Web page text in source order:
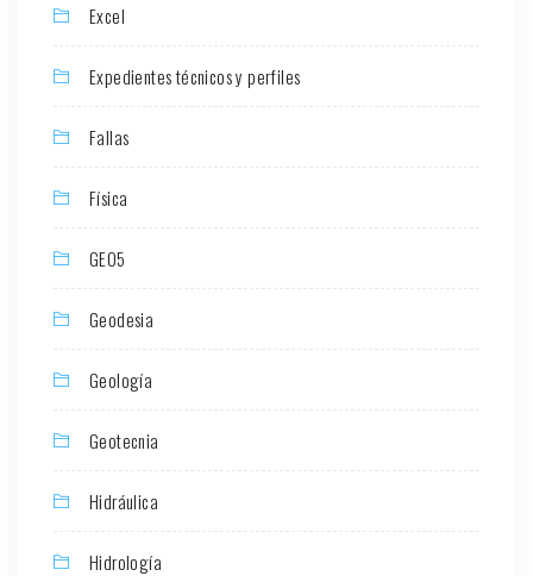
Excel
Expedientes técnicos y perfiles
Fallas
Física
GEO5
Geodesia
Geología
Geotecnia
Hidráulica
Hidrología